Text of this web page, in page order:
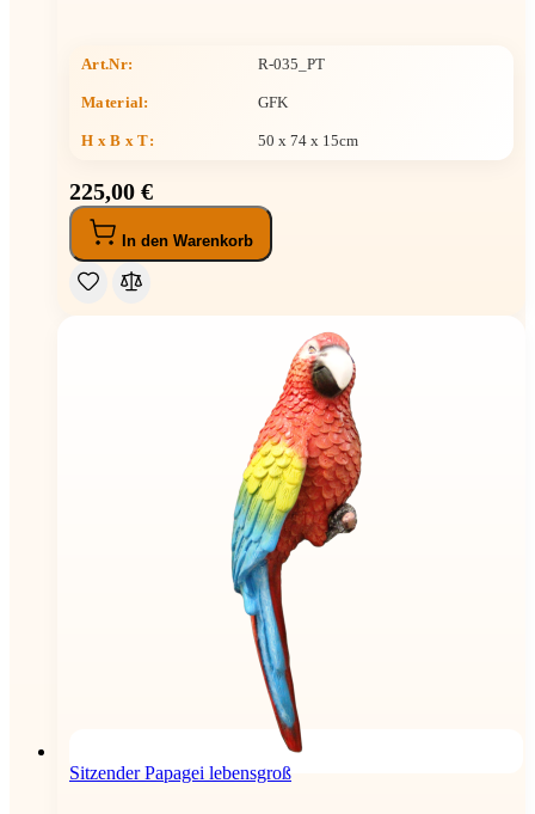
Art.Nr: R-035_PT
Material: GFK
H x B x T: 50 x 74 x 15cm
225,00 €
In den Warenkorb
Sitzender Papagei lebensgroß